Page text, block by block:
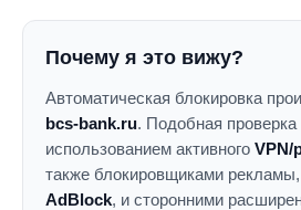
Почему я это вижу?
Автоматическая блокировка
bcs-bank.ru. Подобная
использованием активного VPN/
также блокировщиками
AdBlock, и сторонними